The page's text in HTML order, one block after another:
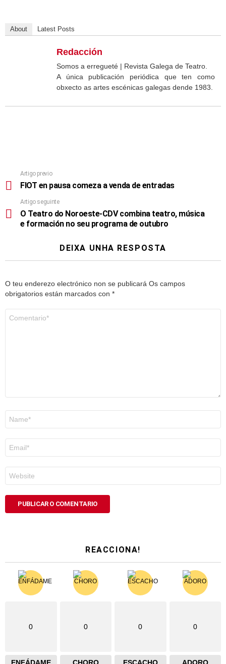
About Latest Posts
Redacción
Somos a erregueté | Revista Galega de Teatro.
A única publicación periódica que ten como
obxecto as artes escénicas galegas dende 1983.
Artigo previo
FIOT en pausa comeza a venda de entradas
Artigo seguinte
O Teatro do Noroeste-CDV combina teatro, música
e formación no seu programa de outubro
DEIXA UNHA RESPOSTA
O teu enderezo electrónico non se publicará Os campos
obrigatorios están marcados con *
electrónico
*
REACCIONA!
0 0 0 0